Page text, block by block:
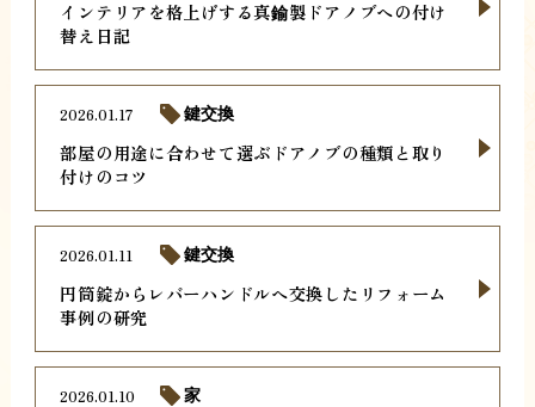
インテリアを格上げする真鍮製ドアノブへの付け
替え日記
部屋の用途に合わせて選ぶドアノブの種類と取り
付けのコツ
2026.01.17 鍵交換
円筒錠からレバーハンドルへ交換したリフォーム
事例の研究
2026.01.11 鍵交換
2026.01.10 家